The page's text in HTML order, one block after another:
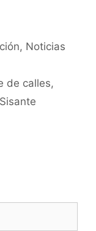
, Noticias
de calles,
Sisante